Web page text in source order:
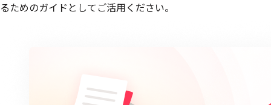
るためのガイドとしてご活用ください。